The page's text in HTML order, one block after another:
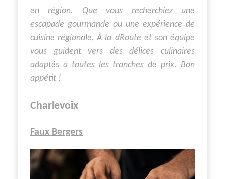
en région. Que vous recherchiez une
escapade gourmande ou une expérience de
cuisine régionale, À la dRoute et son équipe
vous guident vers des délices culinaires
adaptés à toutes les tranches de prix. Bon
appétit !
Charlevoix
Faux Bergers